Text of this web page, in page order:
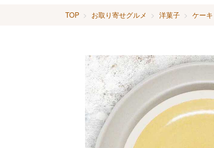
TOP お取り寄せグルメ 洋菓子 ケーキ